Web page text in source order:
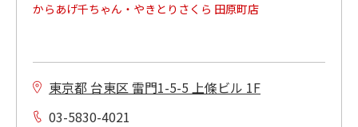
からあげ千ちゃん・やきとりさくら 田原町店
東京都 台東区 雷門1-5-5 上條ビル 1F
03-5830-4021